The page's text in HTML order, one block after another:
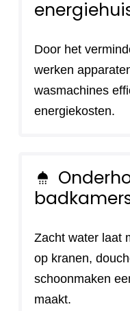
Door het
werken
wasmachines
energiekosten.
shower
Zacht water laat
op kranen,
schoonmaken
maakt.